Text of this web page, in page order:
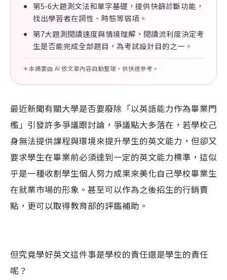
第5-6大題測文法和單字基礎，提供快篩診斷功能，
找出學習者在詞性、時態等弱項。
第7大題測閱讀速度與情境理解，閱讀流利度決定考
生是否能完成全部題目，為考試設計目的之一。
＊本摘要由 AI 依文章內容自動整理，供快速參考。
最近新聞有關大學是否要廢除「以英語能力作為畢業門
檻」引發許多爭議跟討論，爭議點大多落在，若學校己
身無法提供課程與環境來提升學生的英文能力，但卻又
要求學生在畢業前必須達到一定的英文能力標準，這似
乎是一種收割學生個人努力成果來美化自己學校畢業生
在就業市場的形象。甚至可以作為之後招生的行銷賣
點，更可以取得教育部的評鑑補助。
但究竟學好英文這件事是學校的責任還是學生的責任
呢？